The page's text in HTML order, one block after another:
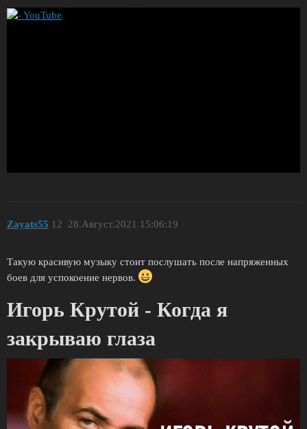
Zayats55 28.Август.2021 15:06:19
12
Такую красивую музыку стоит послушать после напряженных
боев для успокоение нервов.
Игорь Крутой - Когда я
закрываю глаза